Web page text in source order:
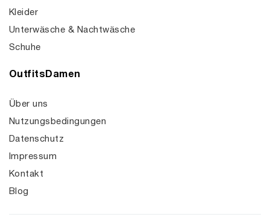
Kleider
Unterwäsche & Nachtwäsche
Schuhe
OutfitsDamen
Über uns
Nutzungsbedingungen
Datenschutz
Impressum
Kontakt
Blog